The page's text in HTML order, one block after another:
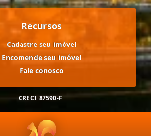
Recursos
Cadastre seu imóvel
Encomende seu imóvel
Fale conosco
CRECI 87590-F